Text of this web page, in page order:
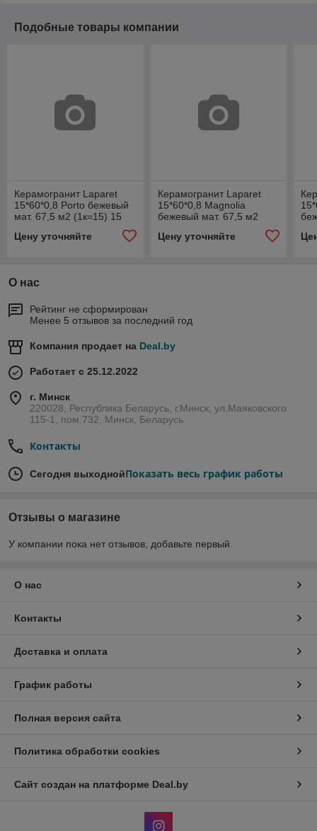
Подобные товары компании
Керамогранит Laparet
15*60*0,8 Porto бежевый
мат. 67,5 м2 (1к=15) 15
Цену уточняйте
Керамогранит Laparet
15*60*0,8 Magnolia
бежевый мат. 67,5 м2
Цену уточняйте
О нас
Рейтинг не сформирован
Менее 5 отзывов за последний год
Компания продает на Deal.by
Работает с 25.12.2022
г. Минск
220028, Республика Беларусь, г.Минск, ул.Маяковского
115-1, пом.732, Минск, Беларусь
Контакты
Сегодня выходнойПоказать весь график работы
Отзывы о магазине
У компании пока нет отзывов, добавьте первый
О нас
Контакты
Доставка и оплата
График работы
Полная версия сайта
Политика обработки cookies
Сайт создан на платформе Deal.by